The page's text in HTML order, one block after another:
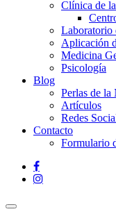
Clínica de
Laboratorio
Aplicación
Medicina
Psicología
Blog
Perlas de la
Artículos
Redes
Contacto
Formulario